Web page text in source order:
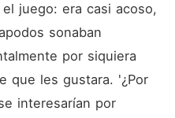
juego: era casi acoso,
sonaban
por siquiera
que les gustara. '¿Por
interesarían por